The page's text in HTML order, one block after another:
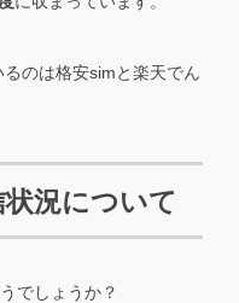
のは格安simと楽天でん
況について
でしょうか？